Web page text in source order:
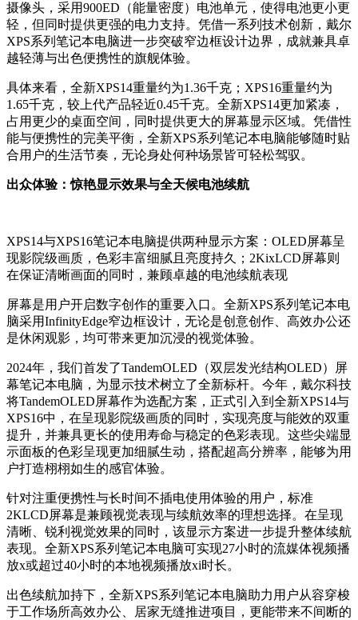
摄像头，采用900ED（能量密度）电池单元，使得电池更小更
轻，但同时提供更强的电力支持。凭借一系列技术创新，戴尔
XPS系列笔记本电脑进一步突破窄边框设计边界，成就兼具卓
越轻薄与出色便携性的旗舰体验。
具体来看，全新XPS14重量约为1.36千克；XPS16重量约为
1.65千克，较上代产品轻近0.45千克。全新XPS14更加紧凑，
占用更少的桌面空间，同时提供更大的屏幕显示区域。凭借性
能与便携性的完美平衡，全新XPS系列笔记本电脑能够随时贴
合用户的生活节奏，无论身处何种场景皆可轻松驾驭。
出众体验：惊艳显示效果与全天候电池续航
XPS14与XPS16笔记本电脑提供两种显示方案：OLED屏幕呈
现影院级画质，色彩丰富细腻且亮度持久；2KixLCD屏幕则
在保证清晰画面的同时，兼顾卓越的电池续航表现
屏幕是用户开启数字创作的重要入口。全新XPS系列笔记本电
脑采用InfinityEdge窄边框设计，无论是创意创作、高效办公还
是休闲观影，均可带来更加沉浸的视觉体验。
2024年，我们首发了TandemOLED（双层发光结构OLED）屏
幕笔记本电脑，为显示技术树立了全新标杆。今年，戴尔科技
将TandemOLED屏幕作为选配方案，正式引入到全新XPS14与
XPS16中，在呈现影院级画质的同时，实现亮度与能效的双重
提升，并兼具更长的使用寿命与稳定的色彩表现。这些尖端显
示面板的色彩呈现更加细腻生动，搭配超高分辨率，能够为用
户打造栩栩如生的感官体验。
针对注重便携性与长时间不插电使用体验的用户，标准
2KLCD屏幕是兼顾视觉表现与续航效率的理想选择。在呈现
清晰、锐利视觉效果的同时，该显示方案进一步提升整体续航
表现。全新XPS系列笔记本电脑可实现27小时的流媒体视频播
放x或超过40小时的本地视频播放xi时长。
出色续航加持下，全新XPS系列笔记本电脑助力用户从容穿梭
于工作场所高效办公、居家无缝推进项目，更能带来不间断的